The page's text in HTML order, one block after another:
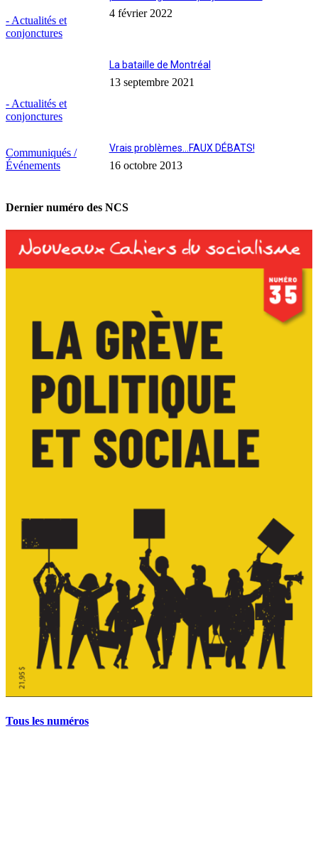
- Actualités et
conjonctures
4 février 2022
- Actualités et
conjonctures
La bataille de Montréal
13 septembre 2021
Communiqués /
Événements
Vrais problèmes…FAUX DÉBATS!
16 octobre 2013
Dernier numéro des NCS
Tous les numéros